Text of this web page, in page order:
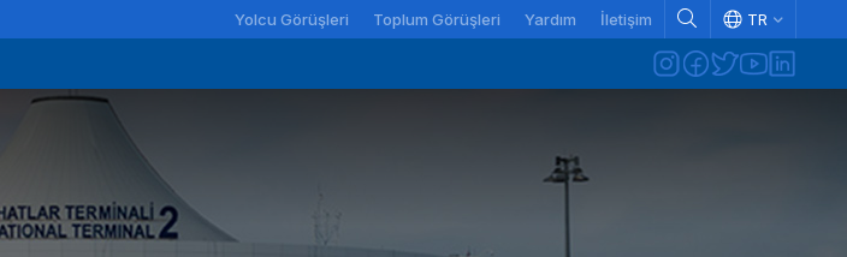
Yolcu Görüşleri Toplum Görüşleri Yardım İletişim TR